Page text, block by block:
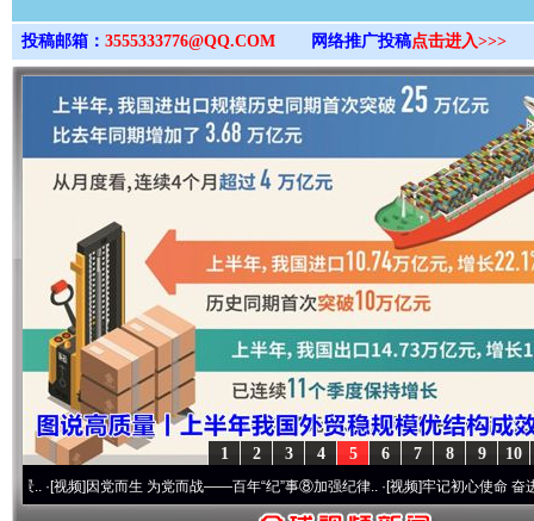
投稿邮箱： 3555333776@QQ.COM 网络推广投稿点击进入>>>
10
9
8
7
6
5
4
3
2
1
视频]因党而生 为党而战——百年“纪”事⑧加强纪律..·[视频]牢记初心使命 奋进复兴